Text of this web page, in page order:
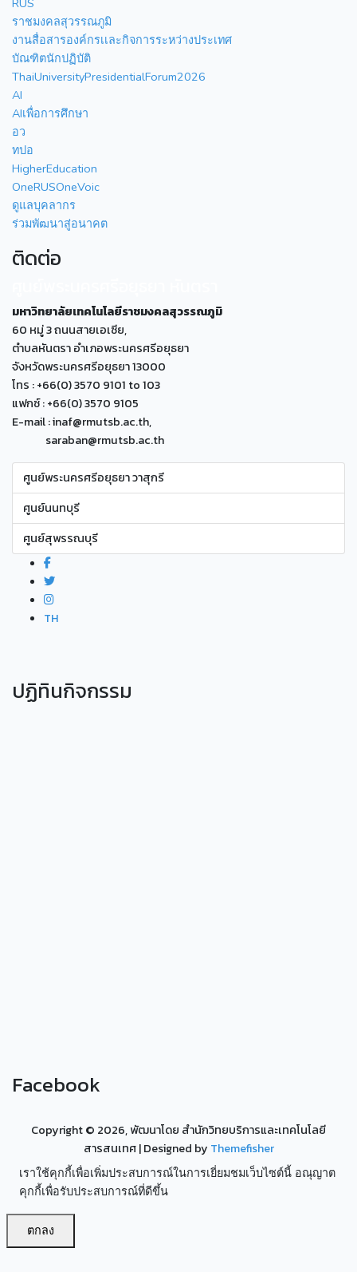
ราชมงคลสุวรรณภูมิ
งานสื่อสารองค์กรเเละกิจการระหว่างประเทศ
บัณฑิตนักปฏิบัติ
ThaiUniversityPresidentialForum2026
AI
AIเพื่อการศึกษา
อว
ทปอ
HigherEducation
OneRUSOneVoic
ดูแลบุคลากร
ร่วมพัฒนาสู่อนาคต
ติดต่อ
มหาวิทยาลัยเทคโนโลยีราชมงคลสุวรรณภูมิ
60 หมู่ 3 ถนนสายเอเซีย,
ตำบลหันตรา อำเภอพระนครศรีอยุธยา
จังหวัดพระนครศรีอยุธยา 13000
โทร : +66(0) 3570 9101 to 103
แฟกซ์ : +66(0) 3570 9105
E-mail : inaf@rmutsb.ac.th,
saraban@rmutsb.ac.th
ศูนย์พระนครศรีอยุธยา วาสุกรี
ศูนย์นนทบุรี
ศูนย์สุพรรณบุรี
TH
ปฏิทินกิจกรรม
Facebook
Copyright © 2026, พัฒนาโดย สำนักวิทยบริการและเทคโนโลยี
สารสนเทศ| Designed by Themefisher
เราใช้คุกกี้เพื่อเพิ่มประสบการณ์ในการเยี่ยมชมเว็บไซต์นี้ อณุญาต
คุกกี้เพื่อรับประสบการณ์ที่ดีขึ้น
ตกลง